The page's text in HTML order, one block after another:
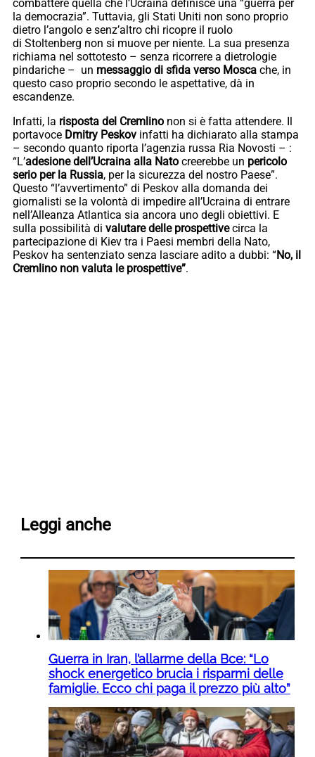
combattere quella che l’Ucraina definisce una “guerra per
la democrazia”. Tuttavia, gli Stati Uniti non sono proprio
dietro l’angolo e senz’altro chi ricopre il ruolo
di Stoltenberg non si muove per niente. La sua presenza
richiama nel sottotesto – senza ricorrere a dietrologie
pindariche – un messaggio di sfida verso Mosca che, in
questo caso proprio secondo le aspettative, dà in
escandenze.
Infatti, la risposta del Cremlino non si è fatta attendere. Il
portavoce Dmitry Peskov infatti ha dichiarato alla stampa
– secondo quanto riporta l’agenzia russa Ria Novosti – :
“L’adesione dell’Ucraina alla Nato creerebbe un pericolo
serio per la Russia, per la sicurezza del nostro Paese”.
Questo “l’avvertimento” di Peskov alla domanda dei
giornalisti se la volontà di impedire all’Ucraina di entrare
nell’Alleanza Atlantica sia ancora uno degli obiettivi. E
sulla possibilità di valutare delle prospettivecirca la
partecipazione di Kiev tra i Paesi membri della Nato,
Peskov ha sentenziato senza lasciare adito a dubbi: “No, il
Cremlino non valuta le prospettive”.
Leggi anche
Guerra in Iran, l’allarme della Bce: “Lo
shock energetico brucia i risparmi delle
famiglie. Ecco chi paga il prezzo più alto”